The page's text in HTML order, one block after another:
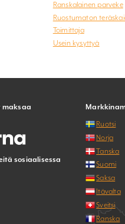
Ranskalainen parveke
Ruostumaton
Toimittaja
Usein kysyttyä
maksaa
sosiaalisessa
Ruotsi
Norja
Tanska
Suomi
Saksa
Itävalta
Sveitsi
Ranska